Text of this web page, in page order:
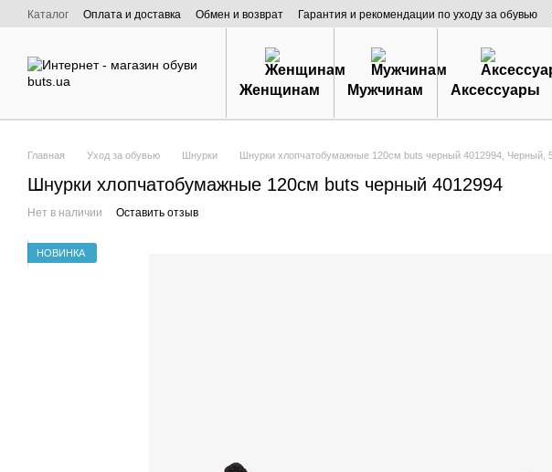
Перейти к основному контенту
Каталог Оплата и доставка Обмен и возврат Гарантия и рекомендации по уходу за обувью
О нас
Женщинам Мужчинам Аксессуары
Главная Уход за обувью Шнурки Шнурки хлопчатобумажные 120см buts черный 4012994, Черный,
Шнурки хлопчатобумажные 120см buts черный 4012994
Нет в наличии Оставить отзыв
НОВИНКА